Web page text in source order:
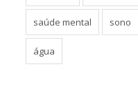
saúde mental sono
água